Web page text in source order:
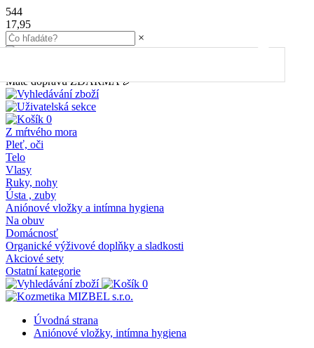
544
17,95
×
Máte dopravu ZDARMA 🎉
0
Z mŕtvého mora
Pleť, oči
Telo
Vlasy
Ruky, nohy
Ústa , zuby
Aniónové vložky a intímna hygiena
Na obuv
Domácnosť
Organické výživové doplňky a sladkosti
Akciové sety
Ostatní kategorie
0
Úvodná strana
Aniónové vložky, intímna hygiena